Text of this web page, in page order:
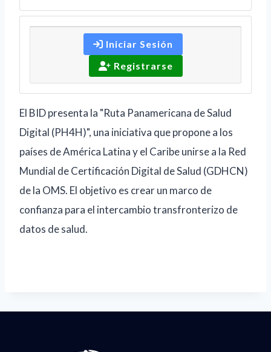
Iniciar Sesión
Registrarse
El BID presenta la "Ruta Panamericana de Salud
Digital (PH4H)", una iniciativa que propone a los
países de América Latina y el Caribe unirse a la Red
Mundial de Certificación Digital de Salud (GDHCN)
de la OMS. El objetivo es crear un marco de
confianza para el intercambio transfronterizo de
datos de salud.